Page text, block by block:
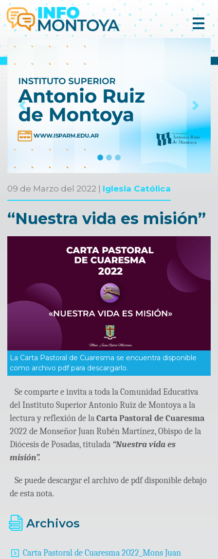
Previous Next
09 de Marzo del 2022 | Iglesia Católica
“Nuestra vida es misión”
La Carta Pastoral de Cuaresma se encuentra disponible
como archivo pdf para descargarlo.
Se comparte e invita a toda la Comunidad Educativa
del Instituto Superior Antonio Ruiz de Montoya a la
lectura y reflexión de laCarta Pastoral de Cuaresma
2022 de Monseñor Juan Rubén Martínez, Obispo de la
Diócesis de Posadas, titulada “Nuestra vida es
misión”.
Se puede descargar el archivo de pdf disponible debajo
de esta nota.
Archivos
Carta Pastoral de Cuaresma 2022_Mons Juan